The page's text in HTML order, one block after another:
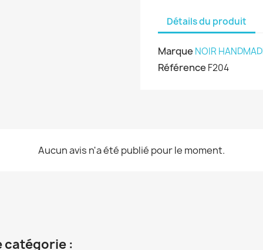
Détails du produit
Marque NOIR
Référence F204
Aucun avis n'a été publié pour le moment.
catégorie :